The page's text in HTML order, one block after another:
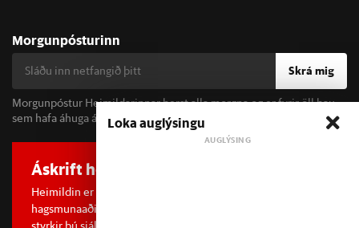
Morgunpósturinn
Skrá mig
Morgunpóstur Heimildarinnar berst alla morgna og er fyrir öll þau
sem hafa áhuga á fréttum og þjóðfélagsumræðu.
Áskrift hefur áhrif
Heimildin er í dreifðu eignarhaldi og óháð
hagsmunaaðilum. Með því að kaupa áskrift að Heimildinni
Loka auglýsingu